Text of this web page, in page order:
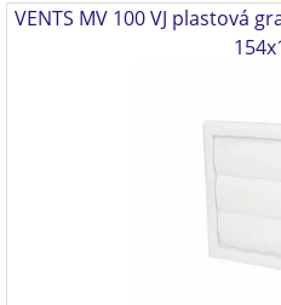
VENTS MV 100 VJ plastová